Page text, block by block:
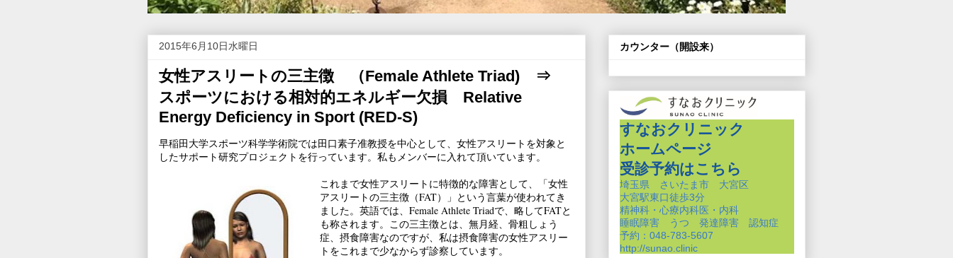
2015年6月10日水曜日
女性アスリートの三主徴 （Female Athlete Triad) ⇒
スポーツにおける相対的エネルギー欠損 Relative
Energy Deficiency in Sport (RED-S)
早稲田大学スポーツ科学学術院では田口素子准教授を中心として、女性アスリートを対象と
したサポート研究プロジェクトを行っています。私もメンバーに入れて頂いています。
これまで女性アスリートに特徴的な障害として、「女性
アスリートの三主徴（FAT）」という言葉が使われてき
ました。英語では、Female Athlete Triadで、略してFATと
も称されます。この三主徴とは、無月経、骨粗しょう
症、摂食障害なのですが、私は摂食障害の女性アスリー
トをこれまで少なからず診察しています。
カウンター（開設来）
すなおクリニック
ホームページ
受診予約はこちら
埼玉県 さいたま市 大宮区
大宮駅東口徒歩3分
精神科・心療内科医・内科
睡眠障害 うつ 発達障害 認知症
予約：048-783-5607
http://sunao.clinic